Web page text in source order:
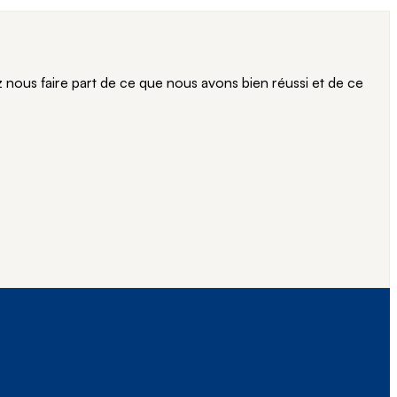
faire part de ce que nous avons bien réussi et de ce